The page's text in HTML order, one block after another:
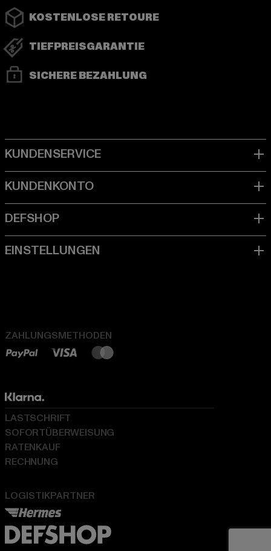
KOSTENLOSE RETOURE
TIEFPREISGARANTIE
SICHERE BEZAHLUNG
ZAHLUNGSMETHODEN
LOGISTIKPARTNER
LASTSCHRIFT
SOFORTÜBERWEISUNG
RATENKAUF
RECHNUNG